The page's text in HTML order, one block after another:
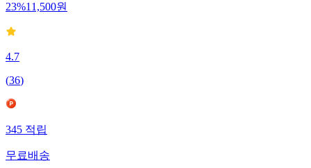
23%11,500원
4.7
(36)
345 적립
무료배송